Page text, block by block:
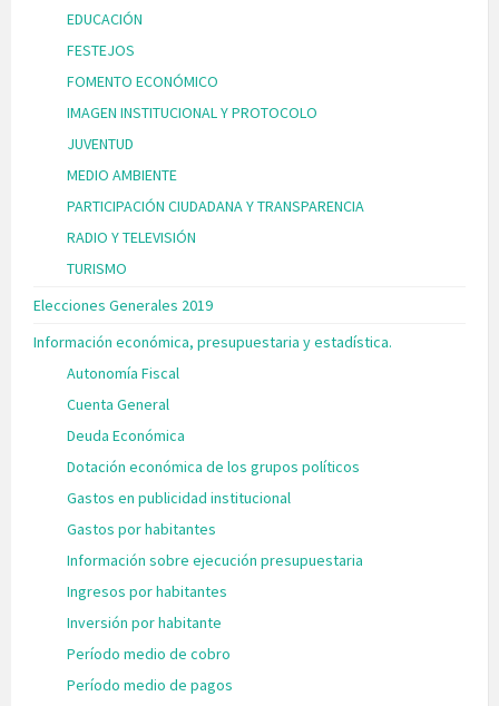
EDUCACIÓN
FESTEJOS
FOMENTO ECONÓMICO
IMAGEN INSTITUCIONAL Y PROTOCOLO
JUVENTUD
MEDIO AMBIENTE
PARTICIPACIÓN CIUDADANA Y TRANSPARENCIA
RADIO Y TELEVISIÓN
TURISMO
Elecciones Generales 2019
Información económica, presupuestaria y estadística.
Autonomía Fiscal
Cuenta General
Deuda Económica
Dotación económica de los grupos políticos
Gastos en publicidad institucional
Gastos por habitantes
Información sobre ejecución presupuestaria
Ingresos por habitantes
Inversión por habitante
Período medio de cobro
Período medio de pagos